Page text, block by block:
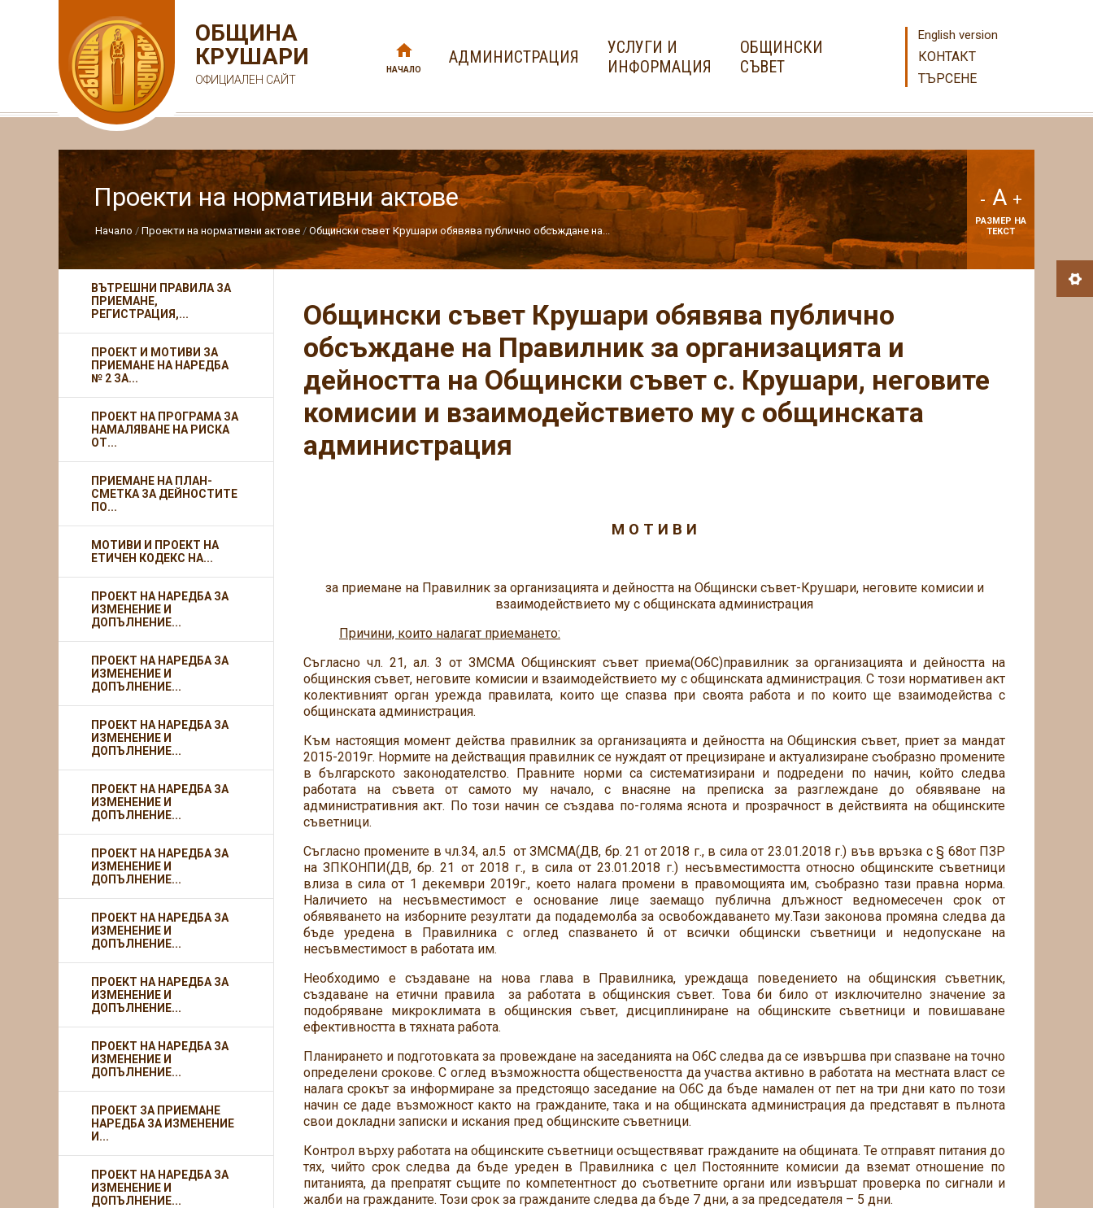
ОБЩИНА
КРУШАРИ
ОФИЦИАЛЕН САЙТ
НАЧАЛО
АДМИНИСТРАЦИЯ
УСЛУГИ И
ИНФОРМАЦИЯ
ОБЩИНСКИ
СЪВЕТ
English version
КОНТАКТ
ТЪРСЕНЕ
Проекти на нормативни актове
Начало Проекти на нормативни актове Общински съвет Крушари обявява публично обсъждане на...
- A +
РАЗМЕР НА
ТЕКСТ
Общински съвет Крушари обявява публично
обсъждане на Правилник за организацията и
дейността на Общински съвет с. Крушари, неговите
комисии и взаимодействието му с общинската
администрация
М О Т И В И
за приемане на Правилник за организацията и дейността на Общински съвет-Крушари, неговите комисии и
взаимодействието му с общинската администрация
Причини, които налагат приемането:
Съгласно чл. 21, ал. 3 от ЗМСМА Общинският съвет приема(ОбС)правилник за организацията и дейността на
общинския съвет, неговите комисии и взаимодействието му с общинската администрация. С този нормативен акт
колективният орган урежда правилата, които ще спазва при своята работа и по които ще взаимодейства с
общинската администрация.
Към настоящия момент действа правилник за организацията и дейността на Общинския съвет, приет за мандат
2015-2019г. Нормите на действащия правилник се нуждаят от прецизиране и актуализиране съобразно промените
в българското законодателство. Правните норми са систематизирани и подредени по начин, който следва
работата на съвета от самото му начало, с внасяне на преписка за разглеждане до обявяване на
административния акт. По този начин се създава по-голяма яснота и прозрачност в действията на общинските
съветници.
Съгласно промените в чл.34, ал.5 от ЗМСМА(ДВ, бр. 21 от 2018 г., в сила от 23.01.2018 г.) във връзка с § 68от ПЗР
на ЗПКОНПИ(ДВ, бр. 21 от 2018 г., в сила от 23.01.2018 г.) несъвместимостта относно общинските съветници
влиза в сила от 1 декември 2019г., което налага промени в правомощията им, съобразно тази правна норма.
Наличието на несъвместимост е основание лице заемащо публична длъжност ведномесечен срок от
обявяването на изборните резултати да подадемолба за освобождаването му.Тази законова промяна следва да
бъде уредена в Правилника с оглед спазването й от всички общински съветници и недопускане на
несъвместимост в работата им.
Необходимо е създаване на нова глава в Правилника, уреждаща поведението на общинския съветник,
създаване на етични правила за работата в общинския съвет. Това би било от изключително значение за
подобряване микроклимата в общинския съвет, дисциплиниране на общинските съветници и повишаване
ефективността в тяхната работа.
Планирането и подготовката за провеждане на заседанията на ОбС следва да се извършва при спазване на точно
определени срокове. С оглед възможността обществеността да участва активно в работата на местната власт се
налага срокът за информиране за предстоящо заседание на ОбС да бъде намален от пет на три дни като по този
начин се даде възможност както на гражданите, така и на общинската администрация да представят в пълнота
свои докладни записки и искания пред общинските съветници.
Контрол върху работата на общинските съветници осъществяват гражданите на общината. Те отправят питания до
тях, чийто срок следва да бъде уреден в Правилника с цел Постоянните комисии да вземат отношение по
питанията, да препратят същите по компетентност до съответните органи или извършат проверка по сигнали и
жалби на гражданите. Този срок за гражданите следва да бъде 7 дни, а за председателя – 5 дни.
ВЪТРЕШНИ ПРАВИЛА ЗА
ПРИЕМАНЕ,
РЕГИСТРАЦИЯ,...
ПРОЕКТ И МОТИВИ ЗА
ПРИЕМАНЕ НА НАРЕДБА
№ 2 ЗА...
ПРОЕКТ НА ПРОГРАМА ЗА
НАМАЛЯВАНЕ НА РИСКА
ОТ...
ПРИЕМАНЕ НА ПЛАН-
СМЕТКА ЗА ДЕЙНОСТИТЕ
ПО...
МОТИВИ И ПРОЕКТ НА
ЕТИЧЕН КОДЕКС НА...
ПРОЕКТ НА НАРЕДБА ЗА
ИЗМЕНЕНИЕ И
ДОПЪЛНЕНИЕ...
ПРОЕКТ НА НАРЕДБА ЗА
ИЗМЕНЕНИЕ И
ДОПЪЛНЕНИЕ...
ПРОЕКТ НА НАРЕДБА ЗА
ИЗМЕНЕНИЕ И
ДОПЪЛНЕНИЕ...
ПРОЕКТ НА НАРЕДБА ЗА
ИЗМЕНЕНИЕ И
ДОПЪЛНЕНИЕ...
ПРОЕКТ НА НАРЕДБА ЗА
ИЗМЕНЕНИЕ И
ДОПЪЛНЕНИЕ...
ПРОЕКТ НА НАРЕДБА ЗА
ИЗМЕНЕНИЕ И
ДОПЪЛНЕНИЕ...
ПРОЕКТ НА НАРЕДБА ЗА
ИЗМЕНЕНИЕ И
ДОПЪЛНЕНИЕ...
ПРОЕКТ НА НАРЕДБА ЗА
ИЗМЕНЕНИЕ И
ДОПЪЛНЕНИЕ...
ПРОЕКТ ЗА ПРИЕМАНЕ
НАРЕДБА ЗА ИЗМЕНЕНИЕ
И...
ПРОЕКТ НА НАРЕДБА ЗА
ИЗМЕНЕНИЕ И
ДОПЪЛНЕНИЕ...